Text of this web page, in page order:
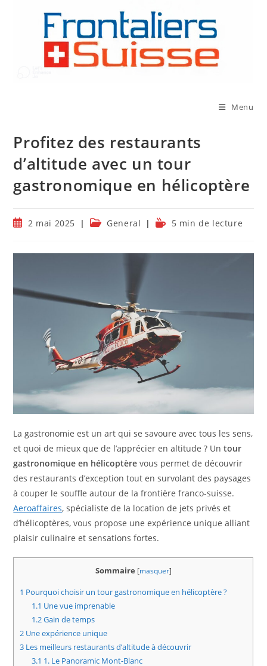
Menu
Profitez des restaurants
d’altitude avec un tour
gastronomique en hélicoptère
Publication
2 mai 2025
PostGeneral
Temps5 min de lecture
La gastronomie est un art qui se savoure avec tous les sens,
et quoi de mieux que de l’apprécier en altitude ? Untour
gastronomique en hélicoptère vous permet de découvrir
des restaurants d’exception tout en survolant des paysages
à couper le souffle autour de la frontière franco-suisse.
Aeroaffaires, spécialiste de la location de jets privés et
d’hélicoptères, vous propose une expérience unique alliant
plaisir culinaire et sensations fortes.
Sommaire [masquer]
1 Pourquoi choisir un tour gastronomique en hélicoptère ?
1.1 Une vue imprenable
1.2Gain de temps
2 Une expérience unique
3 Les meilleurs restaurants d’altitude à découvrir
3.1 1. Le Panoramic Mont-Blanc